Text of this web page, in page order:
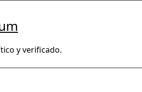
y verificado.